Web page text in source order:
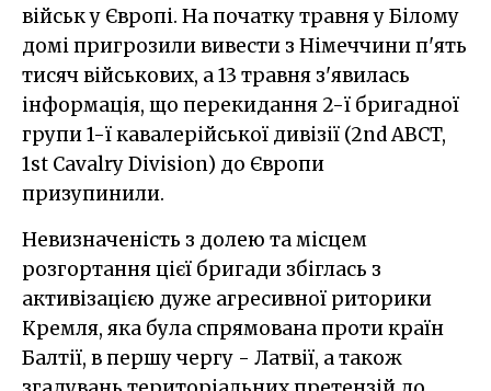
військ у Європі. На початку травня у Білому
домі пригрозили вивести з Німеччини п'ять
тисяч військових, а 13 травня з'явилась
інформація, що перекидання 2-ї бригадної
групи 1-ї кавалерійської дивізії (2nd ABCT,
1st Cavalry Division) до Європи
призупинили.
Невизначеність з долею та місцем
розгортання цієї бригади збіглась з
активізацією дуже агресивної риторики
Кремля, яка була спрямована проти країн
Балтії, в першу чергу - Латвії, а також